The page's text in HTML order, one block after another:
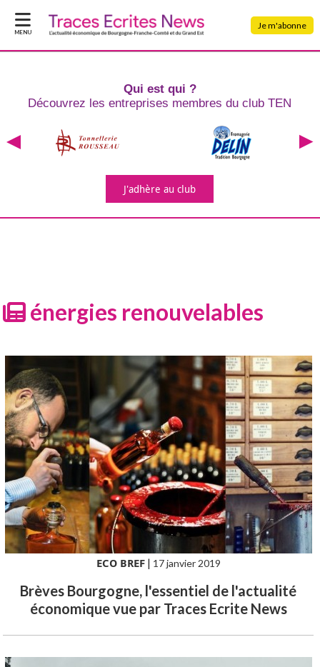
MENU
Je m'abonne
Qui est qui ?
Découvrez les entreprises membres du club TEN
J'adhèreau club
énergies renouvelables
ECO BREF| 17 janvier 2019
Brèves Bourgogne, l'essentiel de l'actualité
économique vue par Traces Ecrite News